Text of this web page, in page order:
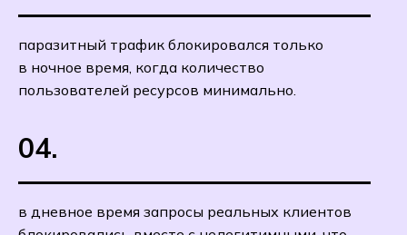
паразитный трафик блокировался только
в ночное время, когда количество
пользователей ресурсов минимально.
04.
в дневное время запросы реальных клиентов